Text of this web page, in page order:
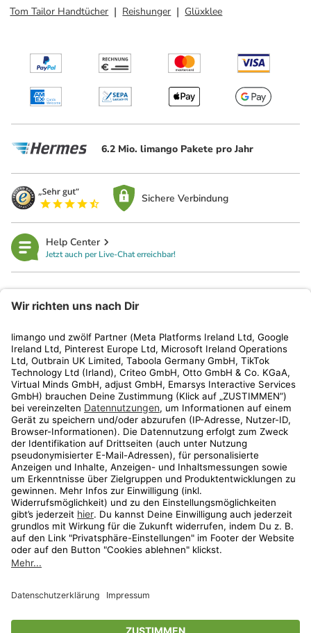
Tom Tailor Handtücher
Reishunger Glüxklee
6.2 Mio. limango Pakete pro Jahr
Sichere Verbindung
Help Center
Jetzt auch per Live-Chat erreichbar!
Kundenservice
Shop
Aktionen
Travel